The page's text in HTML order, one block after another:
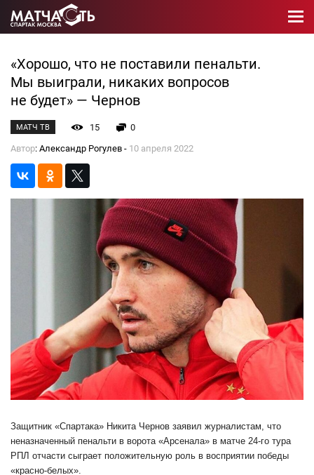
«Хорошо, что не поставили пенальти.
Мы выиграли, никаких вопросов
не будет» — Чернов
МАТЧ ТВ 15
0
Автор: Александр Рогулев - 10 апреля 2022
Защитник «Спартака» Никита Чернов заявил журналистам, что
неназначенный пенальти в ворота «Арсенала» в матче 24-го тура
РПЛ отчасти сыграет положительную роль в восприятии победы
«красно-белых».